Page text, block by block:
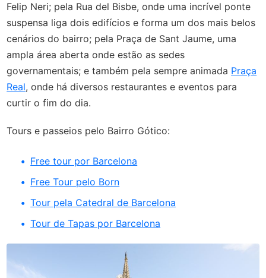
Felip Neri; pela Rua del Bisbe, onde uma incrível ponte
suspensa liga dois edifícios e forma um dos mais belos
cenários do bairro; pela Praça de Sant Jaume, uma
ampla área aberta onde estão as sedes
governamentais; e também pela sempre animada Praça
Real, onde há diversos restaurantes e eventos para
curtir o fim do dia.
Tours e passeios pelo Bairro Gótico:
Free tour por Barcelona
Free Tour pelo Born
Tour pela Catedral de Barcelona
Tour de Tapas por Barcelona